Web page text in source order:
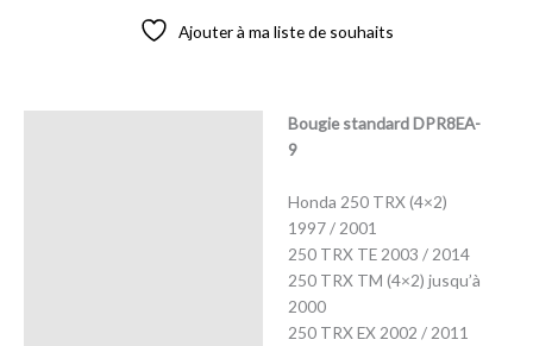
Ajouter à ma liste de souhaits
Bougie standard DPR8EA-
9
Honda 250 TRX (4×2)
1997 / 2001
250 TRX TE 2003 / 2014
250 TRX TM (4×2) jusqu’à
2000
250 TRX EX 2002 / 2011